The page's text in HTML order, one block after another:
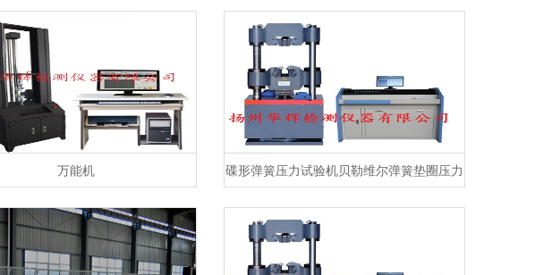
万能机 碟形弹簧压力试验机贝勒维尔弹簧垫圈压力
试验机